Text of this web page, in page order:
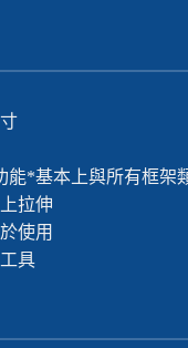
能*基本上與所有框架
拉伸
使用
具